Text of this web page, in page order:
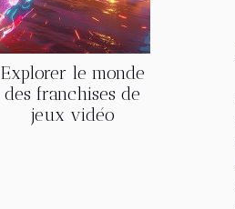
Explorer le monde
des franchises de
jeux vidéo